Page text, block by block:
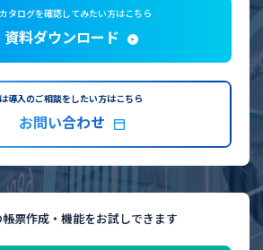
タログを確認してみたい方はこちら
資料ダウンロード
導入のご相談をしたい方はこちら
お問い合わせ
票作成・機能をお試しできます